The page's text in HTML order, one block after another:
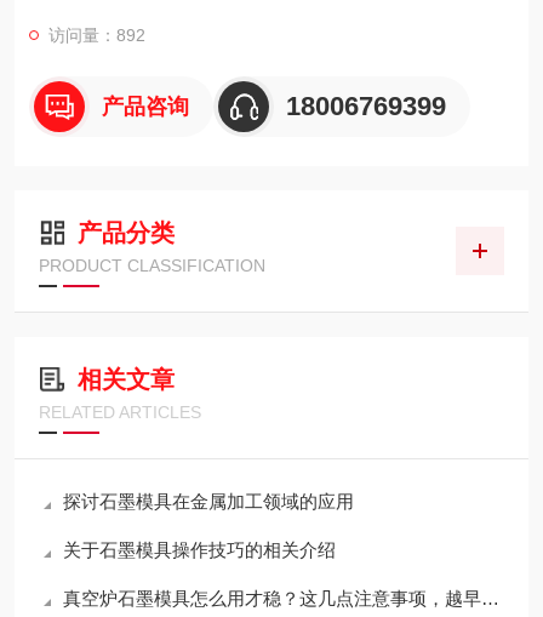
访问量：892
产品咨询 18006769399
产品分类
PRODUCT CLASSIFICATION
相关文章
RELATED ARTICLES
探讨石墨模具在金属加工领域的应用
关于石墨模具操作技巧的相关介绍
真空炉石墨模具怎么用才稳？这几点注意事项，越早知道越省心